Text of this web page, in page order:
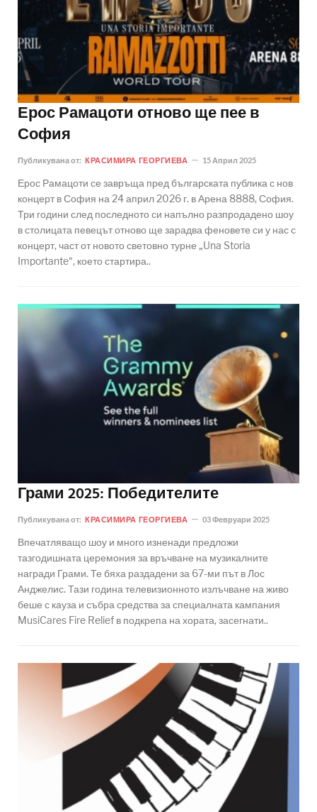
Ерос Рамацоти отново ще пее в
София
Публикувана от: КРАСИМИРА ГЕОРГИЕВА 15 Април 2025
Ерос Рамацоти се завръща пред българската публика с нов
концерт в София на 24 април 2026 г. в Арена 8888, София.
Три години след последното си напълно разпродадено шоу
в столицата певецът отново ще зарадва феновете си у нас с
концерт, част от новото световно турне „Una Storia
Importante“, което стартира..
Грами 2025: Победителите
Публикувана от: КРАСИМИРА ГЕОРГИЕВА 03 Февруари 2025
Впечатляващо шоу и много изненади предложи
тазгодишната церемония за връчване на музикалните
награди Грами. Те бяха раздадени за 67-ми път в Лос
Анджелис. Тази година телевизионното излъчване на живо
беше с кауза и събра средства за специалната кампания
MusiCares Fire Relief в подкрепа на хората, засегнати..